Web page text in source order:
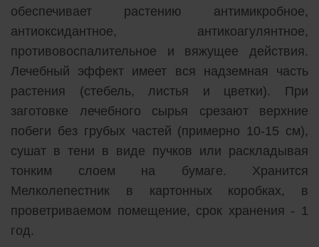
обеспечивает растению антимикробное,
антиоксидантное, антикоагулянтное,
противовоспалительное и вяжущее действия.
Лечебный эффект имеет вся надземная часть
растения (стебель, листья и цветки). При
заготовке лечебного сырья срезают верхние
побеги без грубых частей (примерно 10-15 см),
сушат в тени в виде пучков или раскладывая
тонким слоем на бумаге. Хранится
Мелколепестник в картонных коробках, в
проветриваемом помещение, срок хранения - 1
год.